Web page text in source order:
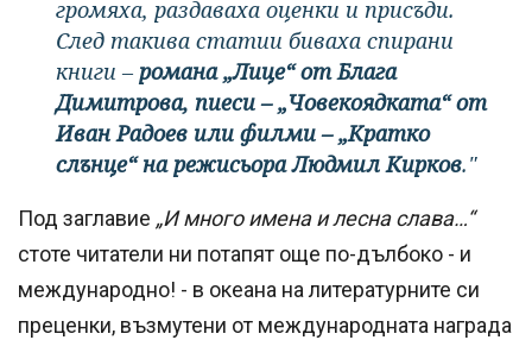
громяха, раздаваха оценки и присъди.
След такива статии биваха спирани
книги – романа „Лице“ от Блага
Димитрова, пиеси – „Човекоядката“ от
Иван Радоев или филми – „Кратко
слънце“ на режисьора Людмил Кирков."
Под заглавие „И много имена и лесна слава…“
стоте читатели ни потапят още по-дълбоко - и
международно! - в океана на литературните си
преценки, възмутени от международната награда